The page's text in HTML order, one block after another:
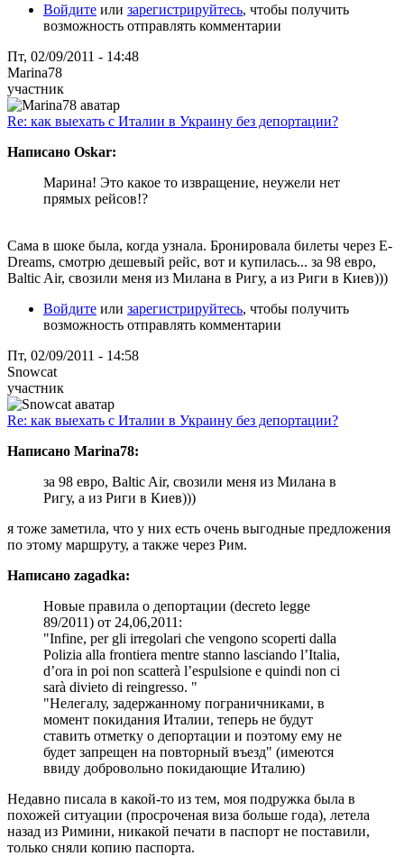
Войдите или зарегистрируйтесь, чтобы получить
возможность отправлять комментарии
Пт, 02/09/2011 - 14:48
Marina78
участник
Re: как выехать с Италии в Украину без депортации?
Написано Oskar:
Марина! Это какое то извращение, неужели нет
прямых рейсов!?
Сама в шоке была, когда узнала. Бронировала билеты через E-
Dreams, смотрю дешевый рейс, вот и купилась... за 98 евро,
Baltic Air, свозили меня из Милана в Ригу, а из Риги в Киев)))
Войдите или зарегистрируйтесь, чтобы получить
возможность отправлять комментарии
Пт, 02/09/2011 - 14:58
Snowcat
участник
Re: как выехать с Италии в Украину без депортации?
Написано Marina78:
за 98 евро, Baltic Air, свозили меня из Милана в
Ригу, а из Риги в Киев)))
я тоже заметила, что у них есть очень выгодные предложения
по этому маршруту, а также через Рим.
Написано zagadka:
Новые правила о депортации (decreto legge
89/2011) от 24,06,2011:
"Infine, per gli irregolari che vengono scoperti dalla
Polizia alla frontiera mentre stanno lasciando l’Italia,
d’ora in poi non scatterà l’espulsione e quindi non ci
sarà divieto di reingresso. "
"Нелегалу, задержанному пограничниками, в
момент покидания Италии, теперь не будут
ставить отметку о депортации и поэтому ему не
будет запрещен на повторный въезд" (имеются
ввиду добровольно покидающие Италию)
Недавно писала в какой-то из тем, моя подружка была в
похожей ситуации (просроченая виза больше года), летела
назад из Римини, никакой печати в паспорт не поставили,
только сняли копию паспорта.